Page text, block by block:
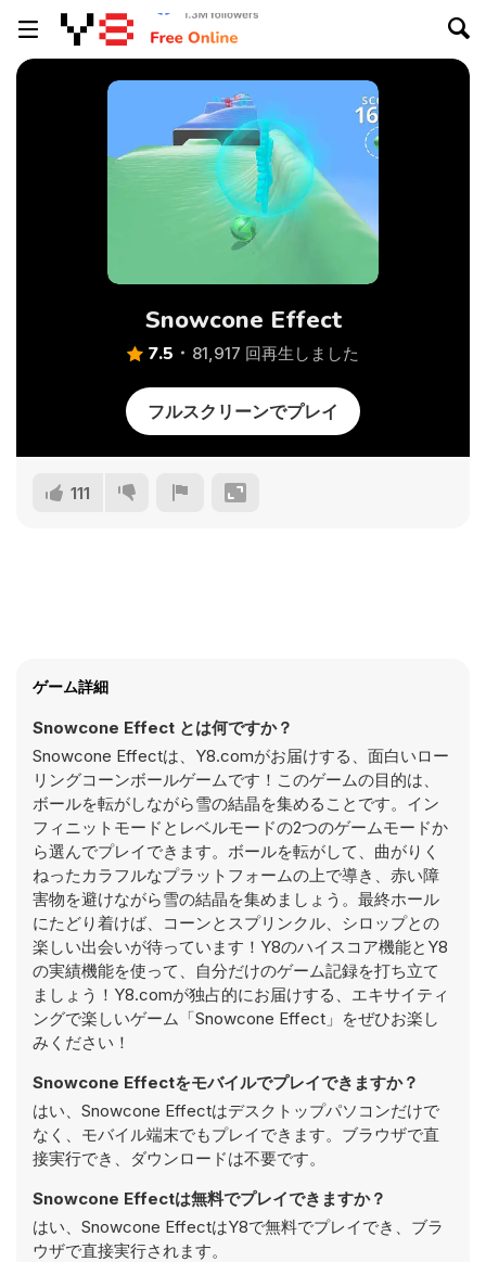
Snowcone Effect
7.5 81,917 回再生しました
フルスクリーンでプレイ
111
ゲーム詳細
Snowcone Effect とは何ですか？
Snowcone Effectは、Y8.comがお届けする、面白いロー
リングコーンボールゲームです！このゲームの目的は、
ボールを転がしながら雪の結晶を集めることです。イン
フィニットモードとレベルモードの2つのゲームモードか
ら選んでプレイできます。ボールを転がして、曲がりく
ねったカラフルなプラットフォームの上で導き、赤い障
害物を避けながら雪の結晶を集めましょう。最終ホール
にたどり着けば、コーンとスプリンクル、シロップとの
楽しい出会いが待っています！Y8のハイスコア機能とY8
の実績機能を使って、自分だけのゲーム記録を打ち立て
ましょう！Y8.comが独占的にお届けする、エキサイティ
ングで楽しいゲーム「Snowcone Effect」をぜひお楽し
みください！
Snowcone Effectをモバイルでプレイできますか？
はい、Snowcone Effectはデスクトップパソコンだけで
なく、モバイル端末でもプレイできます。ブラウザで直
接実行でき、ダウンロードは不要です。
Snowcone Effectは無料でプレイできますか？
はい、Snowcone EffectはY8で無料でプレイでき、ブラ
ウザで直接実行されます。